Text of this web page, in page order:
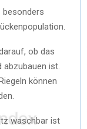
besonders
ob das
ist.
können
waschbar ist